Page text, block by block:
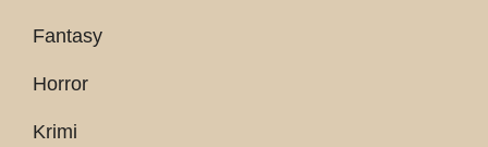
Fantasy
Horror
Krimi